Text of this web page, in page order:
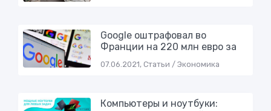
Google оштрафовал во
Франции на 220 млн евро за
07.06.2021, Статьи / Экономика
Компьютеры и ноутбуки: